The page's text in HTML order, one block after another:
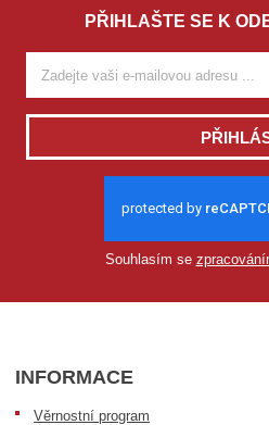
PŘIHLAŠTE SE K
Souhlasím se
INFORMACE
Věrnostní program